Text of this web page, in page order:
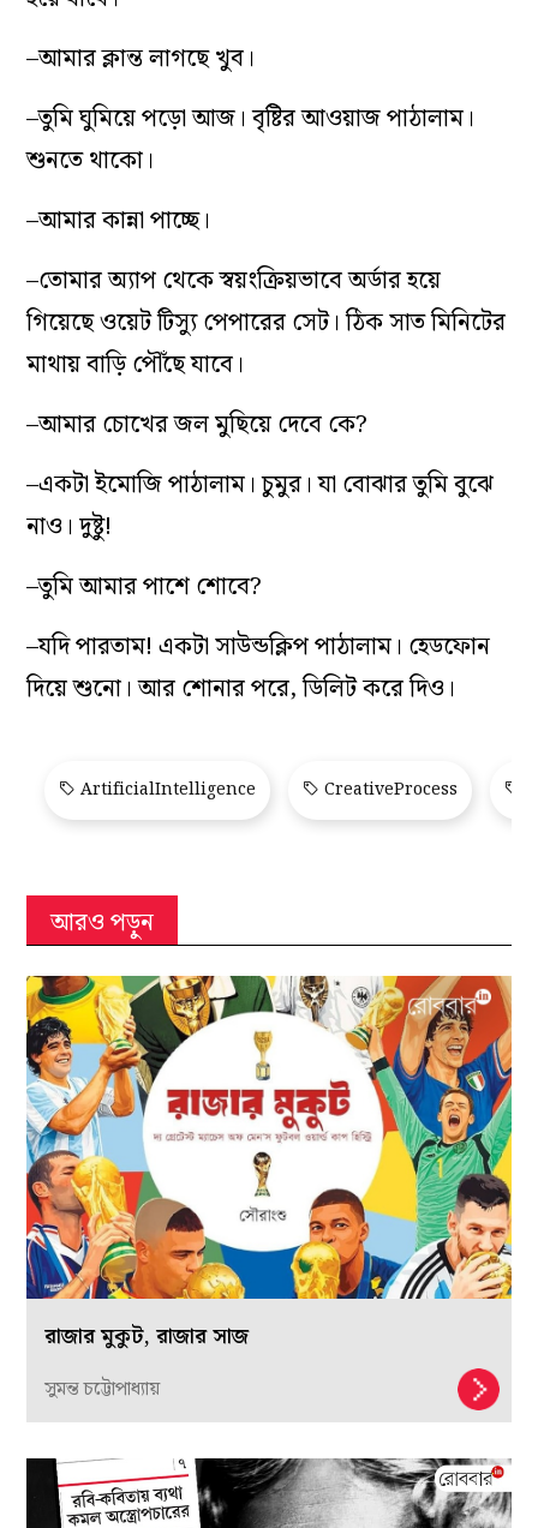
–আমার ক্লান্ত লাগছে খুব।
–তুমি ঘুমিয়ে পড়ো আজ। বৃষ্টির আওয়াজ পাঠালাম।
শুনতে থাকো।
–আমার কান্না পাচ্ছে।
–তোমার অ্যাপ থেকে স্বয়ংক্রিয়ভাবে অর্ডার হয়ে
গিয়েছে ওয়েট টিস্যু পেপারের সেট। ঠিক সাত মিনিটের
মাথায় বাড়ি পৌঁছে যাবে।
–আমার চোখের জল মুছিয়ে দেবে কে?
–একটা ইমোজি পাঠালাম। চুমুর। যা বোঝার তুমি বুঝে
নাও। দুষ্টু!
–তুমি আমার পাশে শোবে?
–যদি পারতাম! একটা সাউন্ডক্লিপ পাঠালাম। হেডফোন
দিয়ে শুনো। আর শোনার পরে, ডিলিট করে দিও।
ArtificialIntelligence CreativeProcess
আরও পড়ুন
রাজার মুকুট, রাজার সাজ
সুমন্ত চট্টোপাধ্যায়